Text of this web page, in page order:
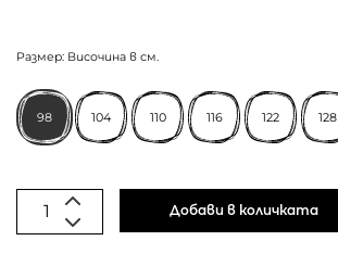
Размер: Височина в см.
98 104 110 116 122 128
Добави в количката